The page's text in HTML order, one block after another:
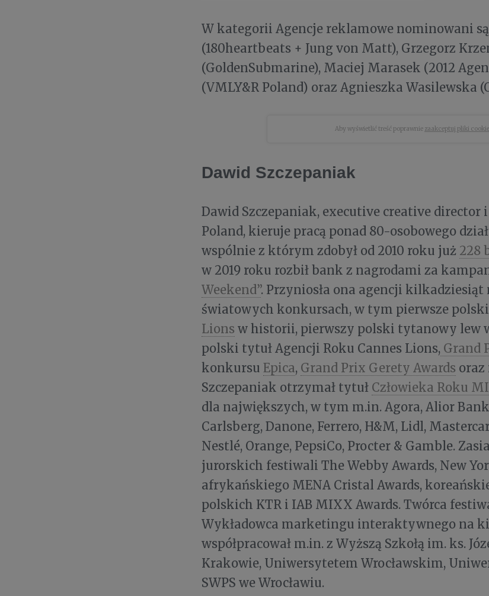
W kategorii Agencje reklamowe nominowani
(180heartbeats + Jung von Matt), Grzegorz
(GoldenSubmarine), Maciej Marasek (2012
(VMLY&R Poland) oraz Agnieszka Wasilewska
Aby wyświetlić treść poprawnie zaakceptuj pliki
Dawid Szczepaniak
Dawid Szczepaniak, executive creative director
Poland, kieruje pracą ponad 80-osobowego
wspólnie z którym zdobył od 2010 roku już 228
w 2019 roku rozbił bank z nagrodami za
Weekend”. Przyniosła ona agencji
światowych konkursach, w tym pierwsze
Lions w historii, pierwszy polski tytanowy lew
polski tytuł Agencji Roku Cannes Lions, Grand
konkursu Epica, Grand Prix Gerety Awards oraz
Szczepaniak otrzymał tytuł Człowieka Roku
dla największych, w tym m.in. Agora, Alior
Carlsberg, Danone, Ferrero, H&M, Lidl,
Nestlé, Orange, PepsiCo, Procter & Gamble.
jurorskich festiwali The Webby Awards, New
afrykańskiego MENA Cristal Awards,
polskich KTR i IAB MIXX Awards. Twórca
Wykładowca marketingu interaktywnego na
współpracował m.in. z Wyższą Szkołą im. ks.
Krakowie, Uniwersytetem Wrocławskim,
SWPS we Wrocławiu.